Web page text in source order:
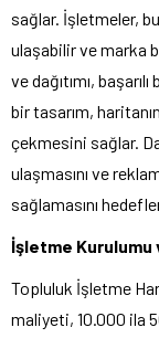
sağlar. İşletmeler,
ulaşabilir ve marka
ve dağıtımı,
bir tasarım,
çekmesini sağlar.
ulaşmasını ve
sağlamasını
İşletme
Topluluk İşletme
maliyeti, 10.000 ila